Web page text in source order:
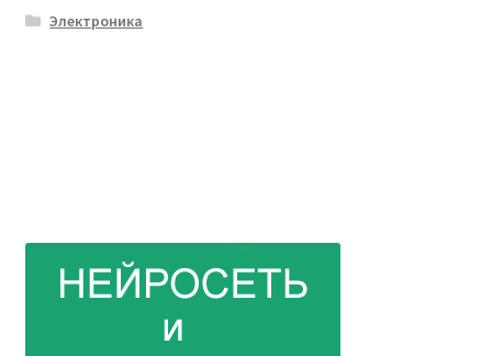
Электроника